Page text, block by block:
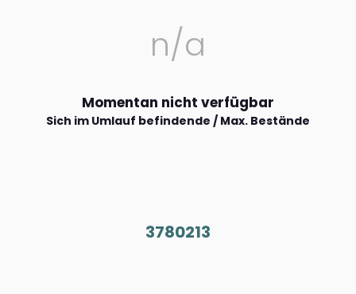
n/a
Momentan nicht verfügbar
Sich im Umlauf befindende / Max. Bestände
3780213